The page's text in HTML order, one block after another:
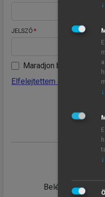
JELSZÓ
Maradjon belépve
Elfelejtettem a jelszavamat
Belépés
↓
↓
↓